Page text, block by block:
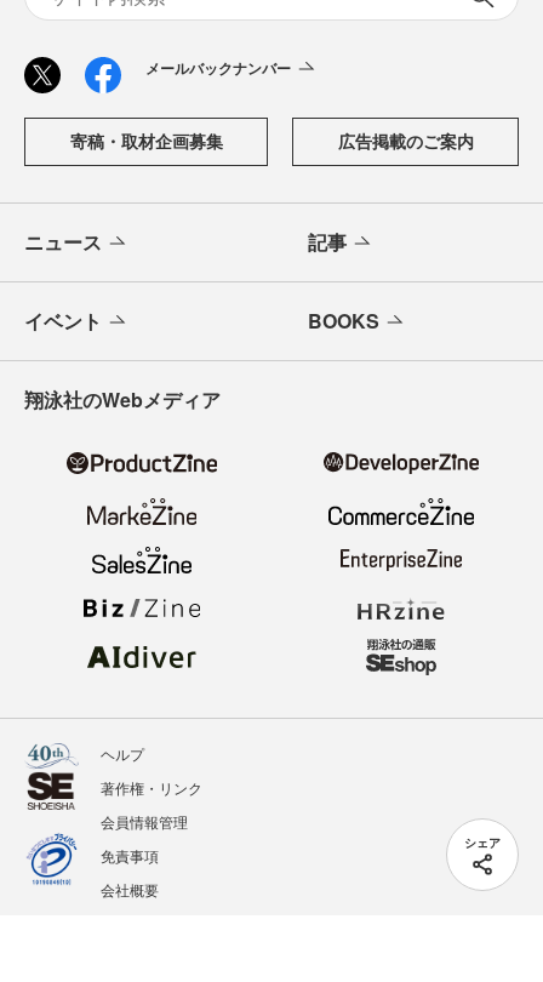
シェア
メールバックナンバー
寄稿・取材企画募集 広告掲載のご案内
ニュース 記事
イベント BOOKS
翔泳社のWebメディア
ヘルプ
著作権・リンク
会員情報管理
免責事項
会社概要